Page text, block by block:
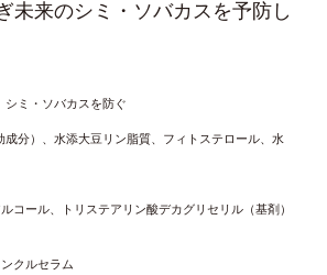
未来のシミ・ソバカスを予防し
ミ・ソバカスを防ぐ
分）、水添大豆リン脂質、フィトステロール、水
コール、トリステアリン酸デカグリセリル（基剤）
クルセラム